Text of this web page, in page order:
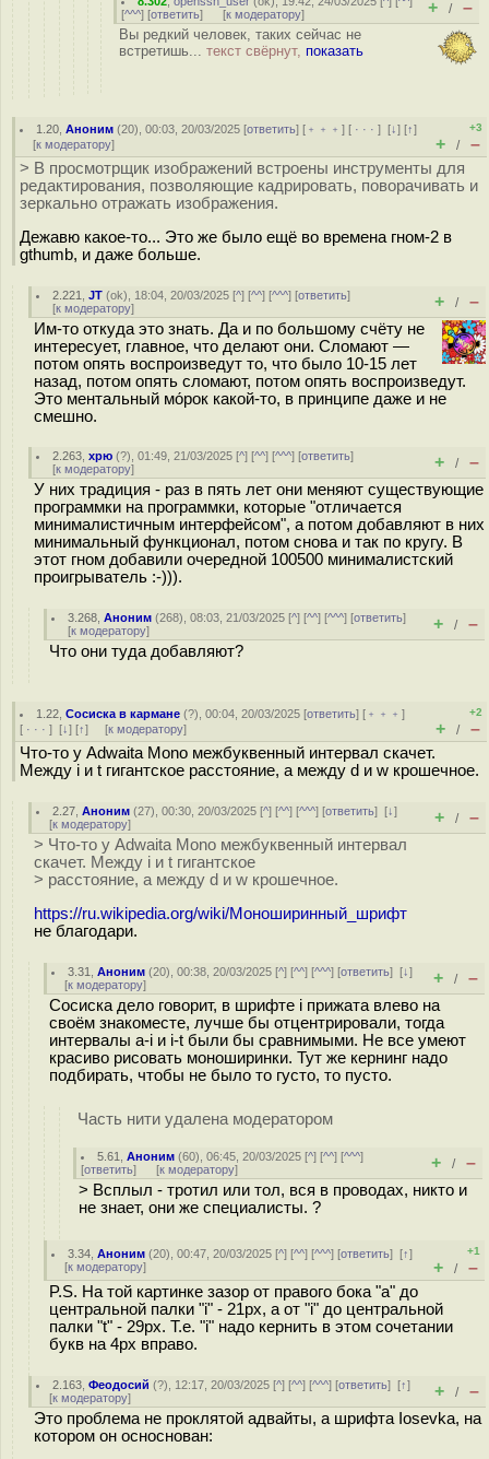
[^^^] [ответить] [к модератору] + / –
Вы редкий человек, таких сейчас не
встретишь... текст свёрнут, показать
1.20 ,Аноним (20), 00:03, 20/03/2025 [ответить] [ ﹢﹢﹢] [ · · ·][↓] [↑]
[к модератору]
+3
+ / –
> В просмотрщик изображений встроены инструменты для
редактирования, позволяющие кадрировать, поворачивать и
зеркально отражать изображения.
Дежавю какое-то... Это же было ещё во времена гном-2 в
gthumb, и даже больше.
2.221 ,JT (ok), 18:04, 20/03/2025 [^] [^^] [^^^] [ответить]
[к модератору] + / –
Им-то откуда это знать. Да и по большому счёту не
интересует, главное, что делают они. Сломают —
потом опять воспроизведут то, что было 10-15 лет
назад, потом опять сломают, потом опять воспроизведут.
Это ментальный мо́рок какой-то, в принципе даже и не
смешно.
2.263 ,хрю (?), 01:49, 21/03/2025 [^] [^^] [^^^] [ответить]
[к модератору] + / –
У них традиция - раз в пять лет они меняют существующие
программки на программки, которые "отличается
минималистичным интерфейсом", а потом добавляют в них
минимальный функционал, потом снова и так по кругу. В
этот гном добавили очередной 100500 минималистский
проигрыватель :-))).
3.268 ,Аноним (268), 08:03, 21/03/2025 [^] [^^] [^^^] [ответить]
[к модератору] + / –
Что они туда добавляют?
1.22 ,Сосиска в кармане (?), 00:04, 20/03/2025 [ответить] [ ﹢﹢﹢]
[ · · · ] [↓] [↑] [к модератору]
+2
+ / –
Что-то у Adwaita Mono межбуквенный интервал скачет.
Между i и t гигантское расстояние, а между d и w крошечное.
2.27 ,Аноним (27), 00:30, 20/03/2025 [^] [^^] [^^^] [ответить][↓]
[к модератору] + / –
> Что-то у Adwaita Mono межбуквенный интервал
скачет. Между i и t гигантское
> расстояние, а между d и w крошечное.
https://ru.wikipedia.org/wiki/Моноширинный_шрифт
не благодари.
3.31 ,Аноним (20), 00:38, 20/03/2025 [^] [^^] [^^^] [ответить][↓]
[к модератору] + / –
Сосиска дело говорит, в шрифте i прижата влево на
своём знакоместе, лучше бы отцентрировали, тогда
интервалы a-i и i-t были бы сравнимыми. Не все умеют
красиво рисовать моноширинки. Тут же кернинг надо
подбирать, чтобы не было то густо, то пусто.
Часть нити удалена модератором
5.61 ,Аноним (60), 06:45, 20/03/2025 [^] [^^] [^^^]
[ответить] [к модератору] + / –
> Всплыл - тротил или тол, вся в проводах, никто и
не знает, они же специалисты. ?
3.34 ,Аноним (20), 00:47, 20/03/2025 [^] [^^] [^^^] [ответить][↑]
[к модератору]
+1
+ / –
P.S. На той картинке зазор от правого бока "a" до
центральной палки "i" - 21px, а от "i" до центральной
палки "t" - 29px. Т.е. "i" надо кернить в этом сочетании
букв на 4px вправо.
2.163 ,Феодосий (?), 12:17, 20/03/2025 [^] [^^] [^^^] [ответить][↑]
[к модератору] + / –
Это проблема не проклятой адвайты, а шрифта Iosevka, на
котором он осноснован: